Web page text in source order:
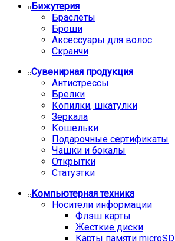
Бижутерия
Браслеты
Броши
Аксессуары для волос
Скранчи
Сувенирная продукция
Антистрессы
Брелки
Копилки, шкатулки
Зеркала
Кошельки
Подарочные сертификаты
Чашки и бокалы
Открытки
Статуэтки
Компьютерная техника
Носители информации
Флэш карты
Жесткие диски
Карты памяти microSD